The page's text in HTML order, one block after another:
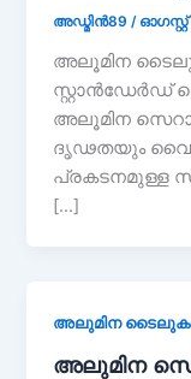
അഡ്മിൻ89/ ഓഗസ്റ്റ്
അലൂമിന
സ്റ്റാൻഡേർഡ്
അലൂമിന
ദൃഢതയും
പ്രകടനമുള്ള
[…]
അലുമിന ടൈലുകൾ
അലുമിന